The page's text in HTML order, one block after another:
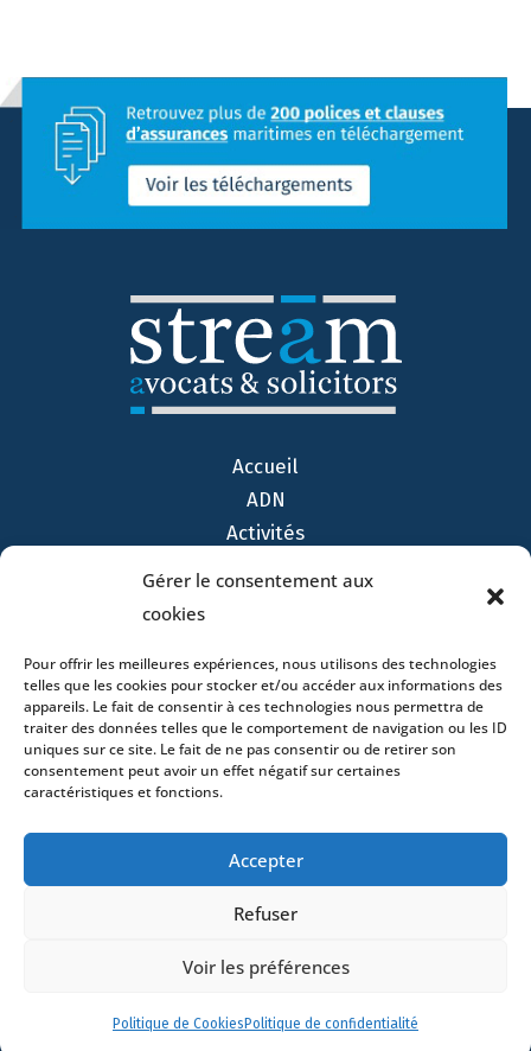
Gérer le consentement aux
cookies
Pour offrir les meilleures expériences, nous utilisons des technologies
telles que les cookies pour stocker et/ou accéder aux informations des
appareils. Le fait de consentir à ces technologies nous permettra de
traiter des données telles que le comportement de navigation ou les ID
uniques sur ce site. Le fait de ne pas consentir ou de retirer son
consentement peut avoir un effet négatif sur certaines
caractéristiques et fonctions.
Accepter
Refuser
Voir les préférences
Politique de Cookies Politique de confidentialité
Accueil
ADN
Activités
Actualités
Contact
3 boulevard de Louvain – 13008 Marseille – France –
Catherine – 33000 Bordeaux – France -
1201 Genève – Suisse - +33 (0)1 53 76 91 00